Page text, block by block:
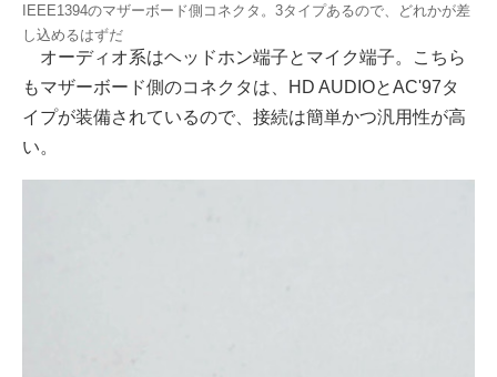
IEEE1394のマザーボード側コネクタ。3タイプあるので、どれかが差
し込めるはずだ
オーディオ系はヘッドホン端子とマイク端子。こちら
もマザーボード側のコネクタは、HD AUDIOとAC'97タ
イプが装備されているので、接続は簡単かつ汎用性が高
い。